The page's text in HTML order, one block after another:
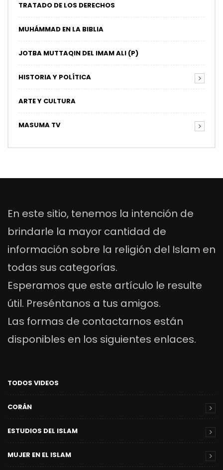
TRATADO DE LOS DERECHOS
MUHÁMMAD EN LA BIBLIA
JOTBA MUTTAQIN DEL IMAM ALI (P)
HISTORIA Y POLÍTICA
ARTE Y CULTURA
MASUMA TV
En este sitio, tenemos la intención de
brindarle la mayor cantidad de
información sobre la religión del Islam en
todas sus categorías.
Esperamos que este artículo le resulte
útil. Preséntanos a tus amigos.
Las formas de contactarnos están
disponibles en los siguientes enlaces.
TODOS VIDEOS
CORÁN
ESTUDIOS DEL ISLAM
MUJER EN EL ISLAM